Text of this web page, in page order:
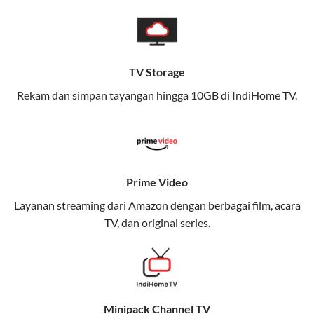
memungkinkan Anda menikmati internet cepat baik
di rumah maupun saat bepergian.
Dengan Telkomsel One, Anda tidak terikat pada satu
teknologi jaringan tertentu, sehingga bisa menikmati
Keunggulan Telkomsel One
Nikmati kecepatan internet super cepat untuk
streaming, gaming, dan bekerja dari rumah.
Memudahkan Anda dalam mengelola jaringan dan
meningkatkan keamanan.
Kuota Keluarga
TV Storage
Rekam dan simpan tayangan hingga 10GB di IndiHome TV.
Prime Video
Layanan streaming dari Amazon dengan berbagai film, acara
TV, dan original series.
Minipack Channel TV